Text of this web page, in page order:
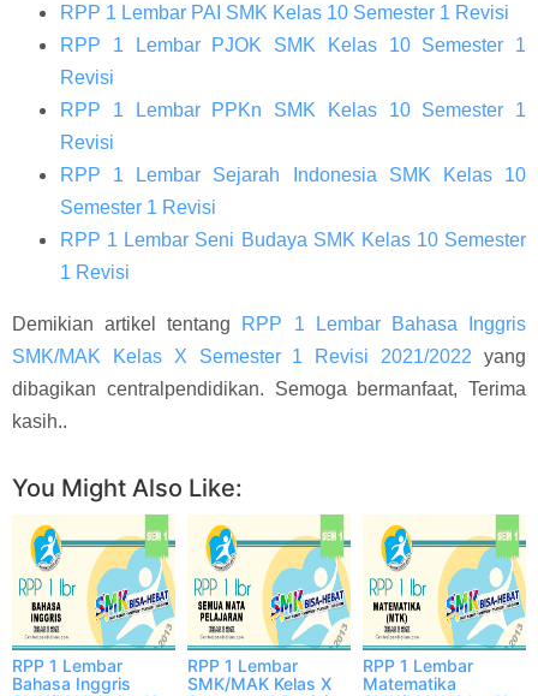
RPP 1 Lembar PAI SMK Kelas 10 Semester 1 Revisi
RPP 1 Lembar PJOK SMK Kelas 10 Semester 1
Revisi
RPP 1 Lembar PPKn SMK Kelas 10 Semester 1
Revisi
RPP 1 Lembar Sejarah Indonesia SMK Kelas 10
Semester 1 Revisi
RPP 1 Lembar Seni Budaya SMK Kelas 10 Semester
1 Revisi
Demikian artikel tentang RPP 1 Lembar Bahasa Inggris
SMK/MAK Kelas X Semester 1 Revisi 2021/2022 yang
dibagikan centralpendidikan. Semoga bermanfaat, Terima
kasih..
Facebook Twitter
You Might Also Like: